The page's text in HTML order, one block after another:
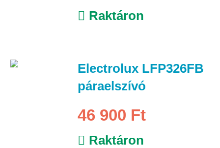
Raktáron
Electrolux LFP326FB
páraelszívó
46 900 Ft
Raktáron